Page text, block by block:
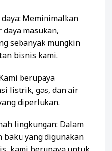
Meminimalkan
masukan,
sebanyak mungkin
bisnis kami.
berupaya
listrik, gas, dan air
diperlukan.
lingkungan: Dalam
baku yang digunakan